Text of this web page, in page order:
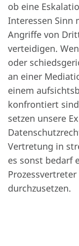
ob eine
Interessen Sinn
Angriffe von
verteidigen.
oder
an einer
einem
konfrontiert
setzen unsere
Vertretung in
es sonst bedarf
durchzusetzen.